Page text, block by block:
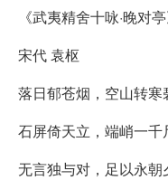
《武夷精舍十咏·晚对亭
宋代 袁枢
落日郁苍烟，空山转寒
石屏倚天立，端峭一千
无言独与对，足以永朝